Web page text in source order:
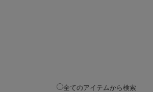
全てのアイテムから検索